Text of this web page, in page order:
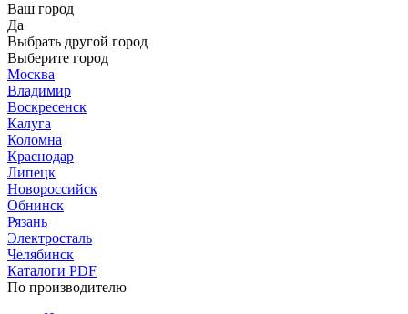
Ваш город
Да
Выбрать другой город
Выберите город
Москва
Владимир
Воскресенск
Калуга
Коломна
Краснодар
Липецк
Новороссийск
Обнинск
Рязань
Электросталь
Челябинск
Каталоги PDF
По производителю